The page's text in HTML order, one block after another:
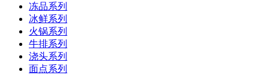
冻品系列
冰鲜系列
火锅系列
牛排系列
浇头系列
面点系列